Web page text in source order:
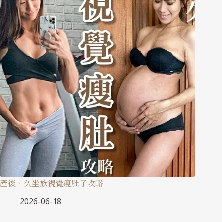
產後、久坐族視覺瘦肚子攻略
2026-06-18